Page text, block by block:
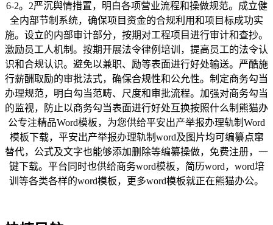
6-2。2严沉舆情措置，明白各项营业流程和操做规范。成立健
全内部节制系统，确保项目资金的合规利用和项目标成功实
施。设立的内部审计部分，按期对工程项目进行审计和查抄。
激励员工人机制。按期开展法令律例培训，提高员工的法令认
识和合规认识。避免以兼职、励等表面进行好处输送。严酷施
行薪酬取励的审批法式，确保合规性和公允性。制定商务勾当
办理规范，明白勾当范畴、尺度和审批流程。加强对商务勾当
的监视，防止以商务勾当表面进行好处互换按照什么制熊猫办
公专注精品Word模板，为您供给平安出产举报办理轨制Word
模板下载，平安出产举报办理轨制word及图片均可编纂点窜
替代，公式及文字也能够添加删除等编纂操做，免费注册，一
键下载。平台同时也供给商务word模板，简历word，word培
训等各类各样的word模板，更多word模板就正在熊猫办公。